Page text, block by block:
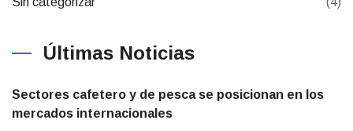
Últimas Noticias
Sectores cafetero y de pesca se posicionan en los
mercados internacionales